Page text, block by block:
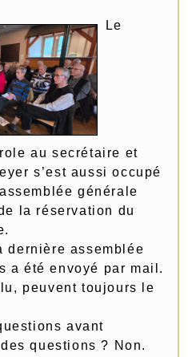
Le
au secrétaire et
s’est aussi occupé
générale
la réservation du
dernière assemblée
a été envoyé par mail.
peuvent toujours le
avant
questions ? Non.